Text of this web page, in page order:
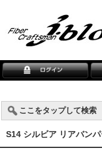
ここをタップして検索
S14 シルビア リアバン